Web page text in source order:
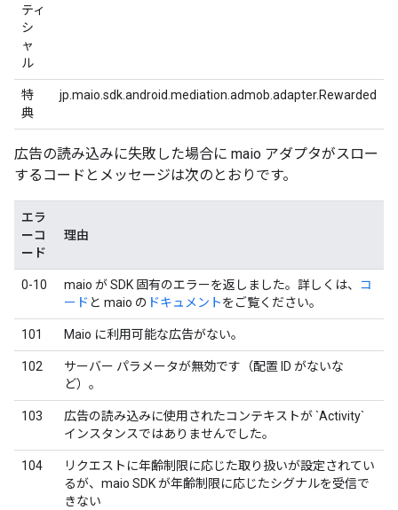
ティ
シ
ャ
ル
特
典
jp.maio.sdk.android.mediation.admob.adapter.Rewarded
広告の読み込みに失敗した場合に maio アダプタがスロー
するコードとメッセージは次のとおりです。
エラ
ーコ
ード
理由
0-10 maio が SDK 固有のエラーを返しました。詳しくは、 コ
ードと maio の ドキュメントをご覧ください。
101 Maio に利用可能な広告がない。
102
サーバー パラメータが無効です（配置 ID がないな
ど）。
103
広告の読み込みに使用されたコンテキストが `Activity`
インスタンスではありませんでした。
104
リクエストに年齢制限に応じた取り扱いが設定されてい
るが、maio SDK が年齢制限に応じたシグナルを受信で
きない